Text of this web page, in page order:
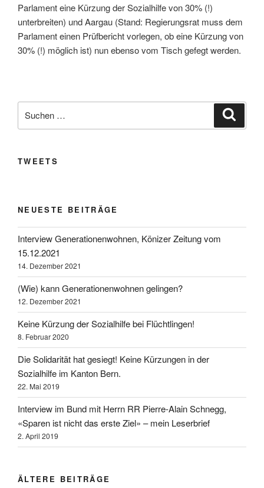
Parlament eine Kürzung der Sozialhilfe von 30% (!)
unterbreiten) und Aargau (Stand: Regierungsrat muss dem
Parlament einen Prüfbericht vorlegen, ob eine Kürzung von
30% (!) möglich ist) nun ebenso vom Tisch gefegt werden.
nach:
TWEETS
NEUESTE BEITRÄGE
Interview Generationenwohnen, Könizer Zeitung vom
15.12.2021
14. Dezember 2021
(Wie) kann Generationenwohnen gelingen?
12. Dezember 2021
Keine Kürzung der Sozialhilfe bei Flüchtlingen!
8. Februar 2020
Die Solidarität hat gesiegt! Keine Kürzungen in der
Sozialhilfe im Kanton Bern.
22. Mai 2019
Interview im Bund mit Herrn RR Pierre-Alain Schnegg,
«Sparen ist nicht das erste Ziel» – mein Leserbrief
2. April 2019
ÄLTERE BEITRÄGE